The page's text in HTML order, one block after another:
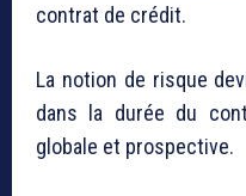
contrat de crédit.
La notion de risque
dans la durée du
globale et prospective.